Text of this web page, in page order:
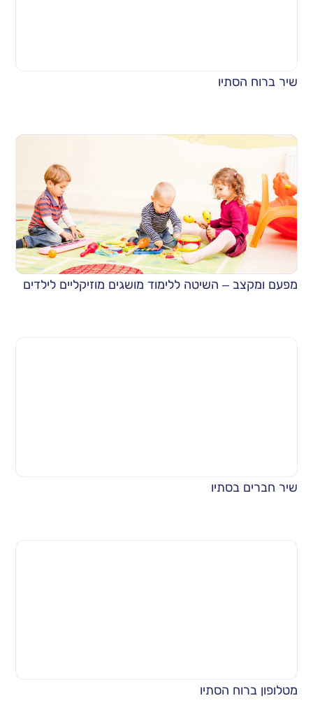
שיר ברוח הסתיו
מפעם ומקצב – השיטה ללימוד מושגים מוזיקליים לילדים
שיר חברים בסתיו
מטלופון ברוח הסתיו